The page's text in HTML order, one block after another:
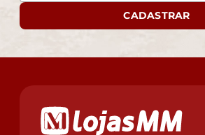
CADASTRAR